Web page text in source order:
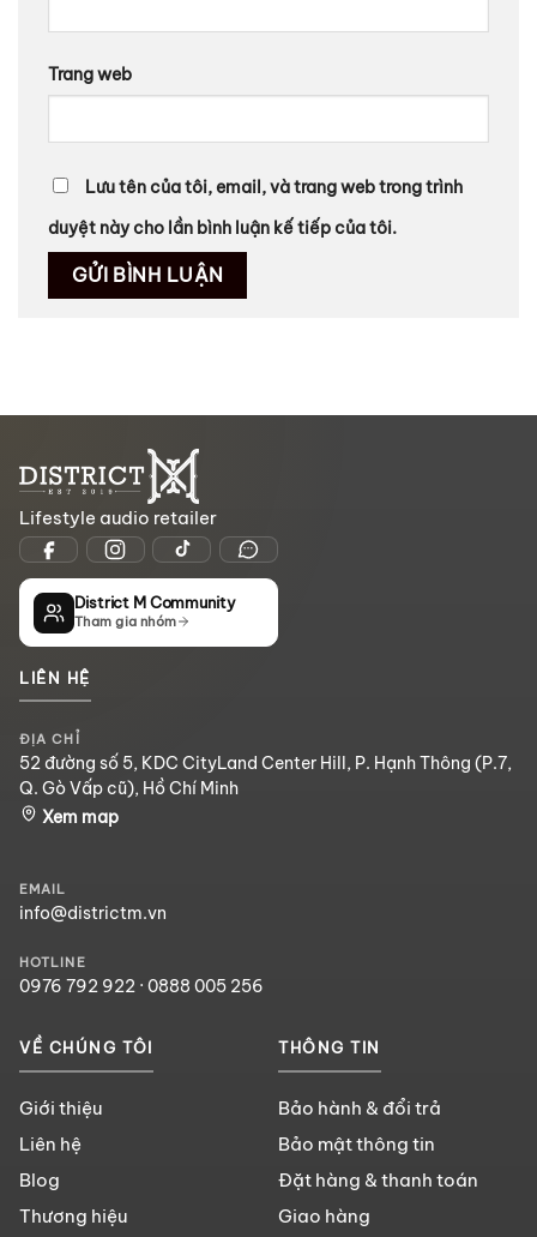
Trang web
Lưu tên của tôi, email, và trang web trong trình
duyệt này cho lần bình luận kế tiếp của tôi.
Lifestyle audio retailer
District M Community
Tham gia nhóm
LIÊN HỆ
ĐỊA CHỈ
52 đường số 5, KDC CityLand Center Hill, P. Hạnh Thông (P.7,
Q. Gò Vấp cũ), Hồ Chí Minh
Xem map
EMAIL
info@districtm.vn
HOTLINE
0976 792 922 · 0888 005 256
VỀ CHÚNG TÔI
Giới thiệu
Liên hệ
Blog
Thương hiệu
THÔNG TIN
Bảo hành & đổi trả
Bảo mật thông tin
Đặt hàng & thanh toán
Giao hàng